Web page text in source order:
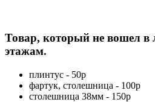
Товар, который не вошел в
этажам.
плинтус - 50р
фартук, столешница - 100р
столешница 38мм - 150р